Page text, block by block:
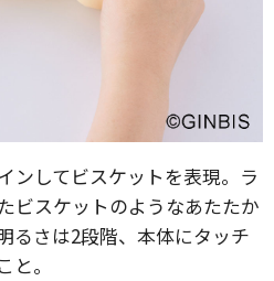
ンしてビスケットを表現。ラ
ビスケットのようなあたたか
るさは2段階、本体にタッチ
。